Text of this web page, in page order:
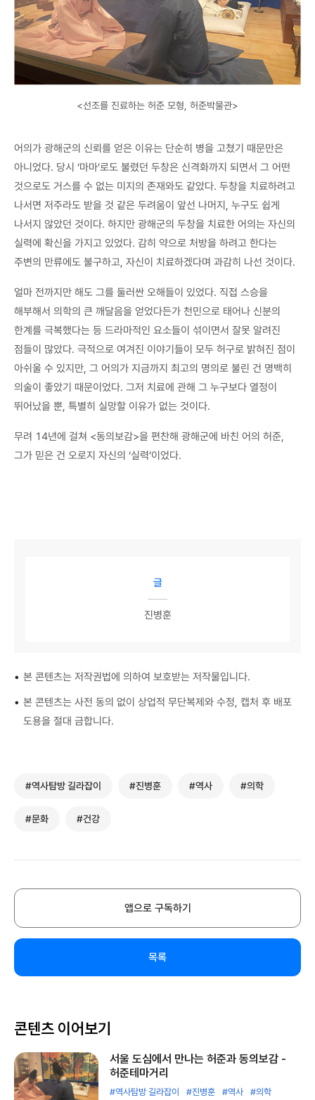
<선조를 진료하는 허준 모형, 허준박물관>
어의가 광해군의 신뢰를 얻은 이유는 단순히 병을 고쳤기 때문만은
아니었다. 당시 ‘마마’로도 불렸던 두창은 신격화까지 되면서 그 어떤
것으로도 거스를 수 없는 미지의 존재와도 같았다. 두창을 치료하려고
나서면 저주라도 받을 것 같은 두려움이 앞선 나머지, 누구도 쉽게
나서지 않았던 것이다. 하지만 광해군의 두창을 치료한 어의는 자신의
실력에 확신을 가지고 있었다. 감히 약으로 처방을 하려고 한다는
주변의 만류에도 불구하고, 자신이 치료하겠다며 과감히 나선 것이다.
얼마 전까지만 해도 그를 둘러싼 오해들이 있었다. 직접 스승을
해부해서 의학의 큰 깨달음을 얻었다든가 천민으로 태어나 신분의
한계를 극복했다는 등 드라마적인 요소들이 섞이면서 잘못 알려진
점들이 많았다. 극적으로 여겨진 이야기들이 모두 허구로 밝혀진 점이
아쉬울 수 있지만, 그 어의가 지금까지 최고의 명의로 불린 건 명백히
의술이 좋았기 때문이었다. 그저 치료에 관해 그 누구보다 열정이
뛰어났을 뿐, 특별히 실망할 이유가 없는 것이다.
무려 14년에 걸쳐 <동의보감>을 편찬해 광해군에 바친 어의 허준,
그가 믿은 건 오로지 자신의 ‘실력’이었다.
글
진병훈
• 본 콘텐츠는 저작권법에 의하여 보호받는 저작물입니다.
• 본 콘텐츠는 사전 동의 없이 상업적 무단복제와 수정, 캡처 후 배포
도용을 절대 금합니다.
#역사탐방 길라잡이 #진병훈 #역사 #의학
#문화 #건강
앱으로 구독하기
목록
콘텐츠 이어보기
서울 도심에서 만나는 허준과 동의보감 -
허준테마거리
#역사탐방 길라잡이 #진병훈 #역사
#의학